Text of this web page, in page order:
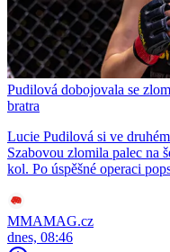
Pudilová dobojovala se
bratra
Lucie Pudilová si ve
Szabovou zlomila palec na
kol. Po úspěšné operaci
MMAMAG.cz
dnes, 08:46